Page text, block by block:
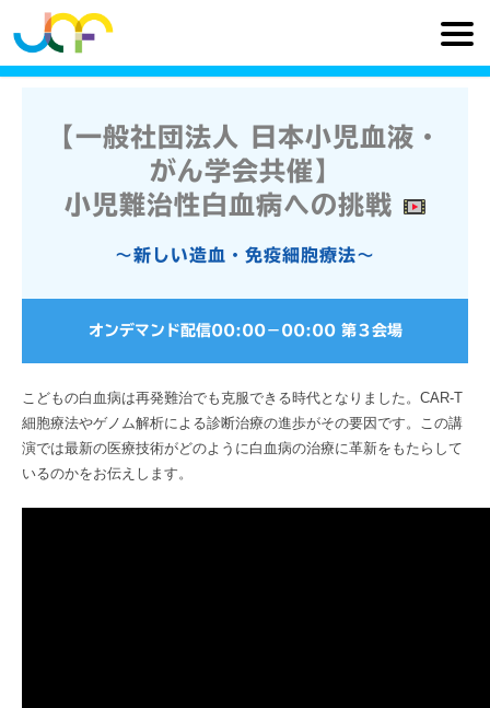
【一般社団法人 日本小児血液・
がん学会共催】
小児難治性白血病への挑戦
～新しい造血・免疫細胞療法～
オンデマンド配信00:00− 00:00 第３会場
こどもの白血病は再発難治でも克服できる時代となりました。CAR-T
細胞療法やゲノム解析による診断治療の進歩がその要因です。この講
演では最新の医療技術がどのように白血病の治療に革新をもたらして
いるのかをお伝えします。